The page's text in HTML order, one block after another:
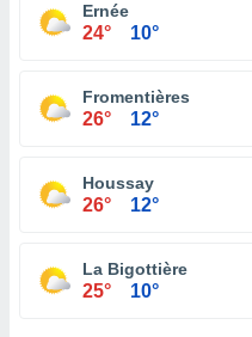
Ernée
24° 10°
Fromentières
26° 12°
Houssay
26° 12°
La Bigottière
25° 10°